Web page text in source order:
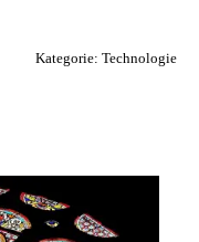
Kategorie: Technologie